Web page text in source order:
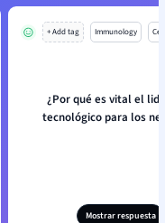
+ Add tag Immunology
¿Por qué es vital el
tecnológico para los
Mostrar respuesta